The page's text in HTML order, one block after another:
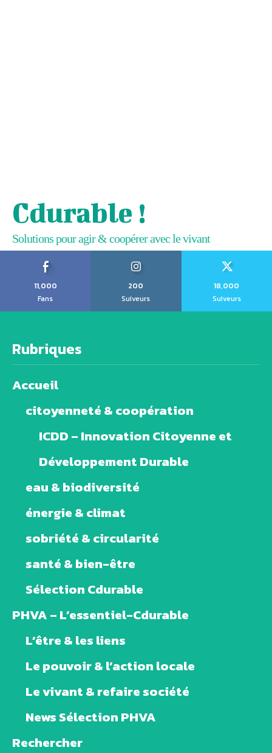
Cdurable !
Solutions pour agir & coopérer avec le vivant
11,000
Fans
200
Suiveurs
18,000
Suiveurs
Rubriques
Accueil
citoyenneté & coopération
ICDD – Innovation Citoyenne et
Développement Durable
eau & biodiversité
énergie & climat
sobriété & circularité
santé & bien-être
Sélection Cdurable
PHVA – L’essentiel-Cdurable
L’être & les liens
Le pouvoir & l’action locale
Le vivant & refaire société
News Sélection PHVA
Rechercher